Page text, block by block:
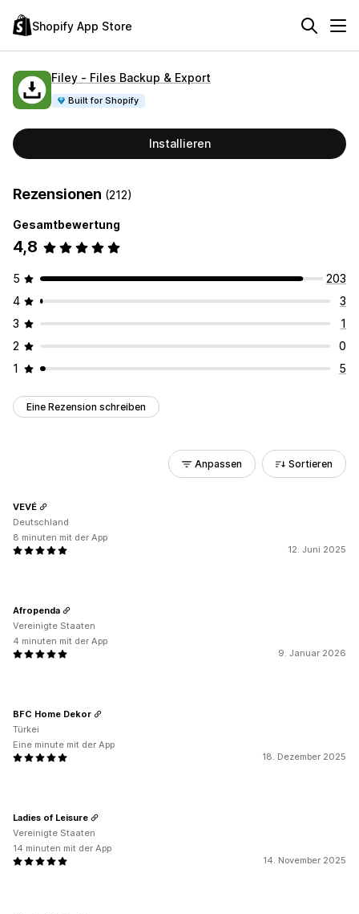
Shopify App Store
Filey ‑ Files Backup & Export
Built for Shopify
Installieren
Rezensionen (212)
Gesamtbewertung
4,8
5
203
4
3
3
1
2
0
1
5
Eine Rezension schreiben
Anpassen Sortieren
12. Juni 2025
VEVÉ
Deutschland
8 minuten mit der App
9. Januar 2026
Afropenda
Vereinigte Staaten
4 minuten mit der App
18. Dezember 2025
BFC Home Dekor
Türkei
Eine minute mit der App
14. November 2025
Ladies of Leisure
Vereinigte Staaten
14 minuten mit der App